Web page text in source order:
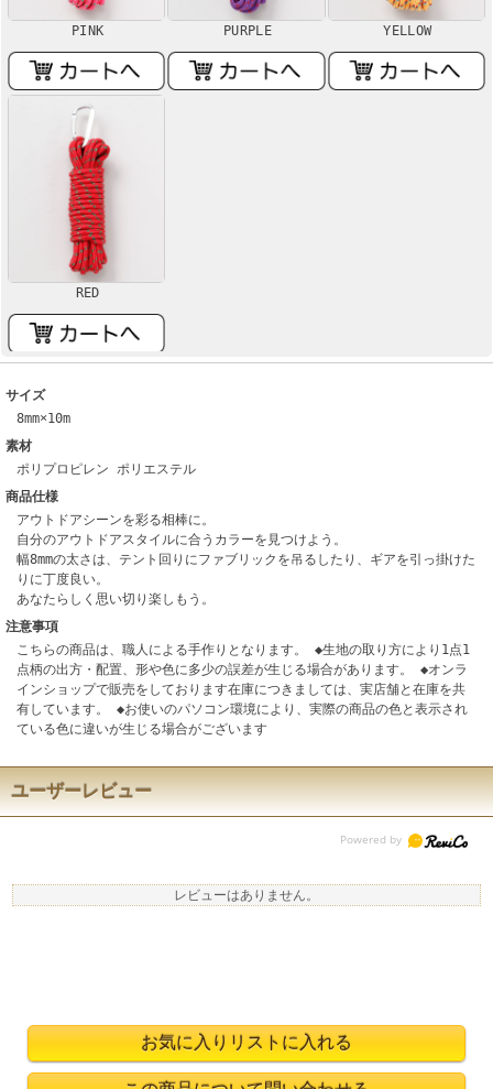
PINK PURPLE YELLOW
RED
サイズ
8mm×10m
素材
ポリプロピレン ポリエステル
商品仕様
アウトドアシーンを彩る相棒に。
自分のアウトドアスタイルに合うカラーを見つけよう。
幅8mmの太さは、テント回りにファブリックを吊るしたり、ギアを引っ掛けた
りに丁度良い。
あなたらしく思い切り楽しもう。
注意事項
こちらの商品は、職人による手作りとなります。 ◆生地の取り方により1点1
点柄の出方・配置、形や色に多少の誤差が生じる場合があります。 ◆オンラ
インショップで販売をしております在庫につきましては、実店舗と在庫を共
有しています。 ◆お使いのパソコン環境により、実際の商品の色と表示され
ている色に違いが生じる場合がございます
ユーザーレビュー
レビューはありません。